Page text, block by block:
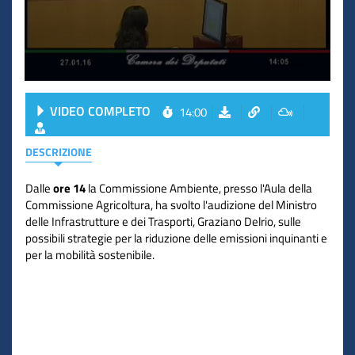
VIDEO COMPLETO 14:00
DESCRIZIONE
Dalleore 14la Commissione Ambiente, presso l'Aula della
Commissione Agricoltura, ha svolto l'audizione del Ministro
delle Infrastrutture e dei Trasporti, Graziano Delrio, sulle
possibili strategie per la riduzione delle emissioni inquinanti e
per la mobilità sostenibile.